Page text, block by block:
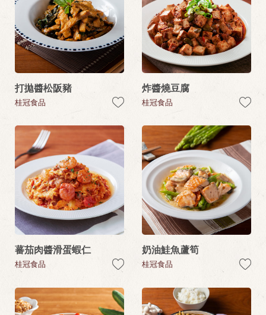
打拋醬松阪豬
桂冠食品
炸醬燒豆腐
桂冠食品
蕃茄肉醬滑蛋蝦仁
桂冠食品
奶油鮭魚蘆筍
桂冠食品